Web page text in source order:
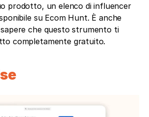
prodotto, un elenco di influencer
su Ecom Hunt. È anche
che questo strumento ti
completamente gratuito.